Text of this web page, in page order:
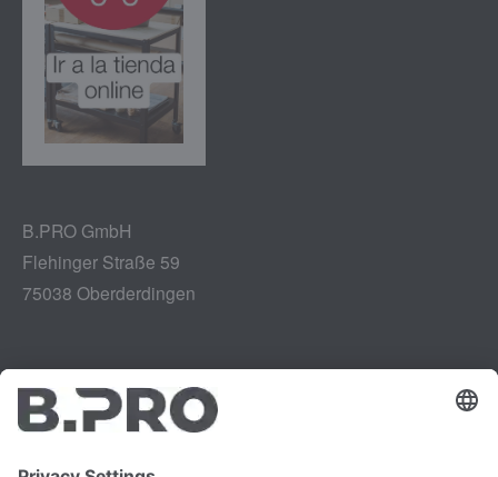
B.PRO GmbH
Flehinger Straße 59
75038 Oberderdingen
Aviso legal
Protección de datos